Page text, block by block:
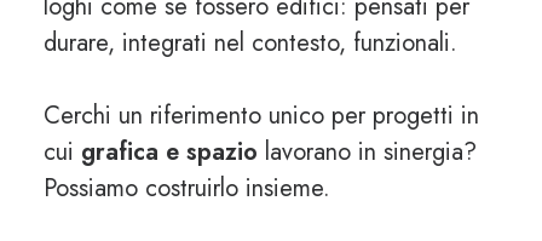
durare, integrati nel contesto, funzionali.
Cerchi un riferimento unico per progetti in
cui grafica e spazio lavorano in sinergia?
Possiamo costruirlo insieme.